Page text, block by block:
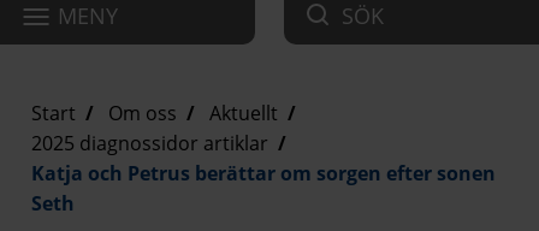
MENY SÖK
Start Om oss
Aktuellt
2025 diagnossidor artiklar
Katja och Petrus berättar om sorgen efter sonen
Seth